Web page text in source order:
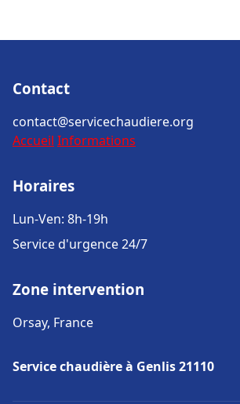
Contact
contact@servicechaudiere.org
Accueil Informations
Horaires
Lun-Ven: 8h-19h
Service d'urgence 24/7
Zone intervention
Orsay, France
Service chaudière à Genlis 21110